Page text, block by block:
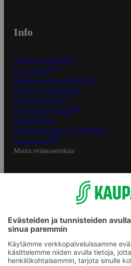
Info
S-Business yrityksille
Oiva-raportit
Osuuskauppojen yhteystiedot
Tilaus- ja toimitusehdot
Tietosuojakäytäntö
Palvelun käyttöehdot
Saavutettavuus
Mobiilisovelluksen saavutettavuus
Mainostajalle
Muuta evästeasetuksia
S-ryhmän palvelut
S-ryhmä
Asiakasomistajuus
S-ostoslista -sovellus
Prisma.fi